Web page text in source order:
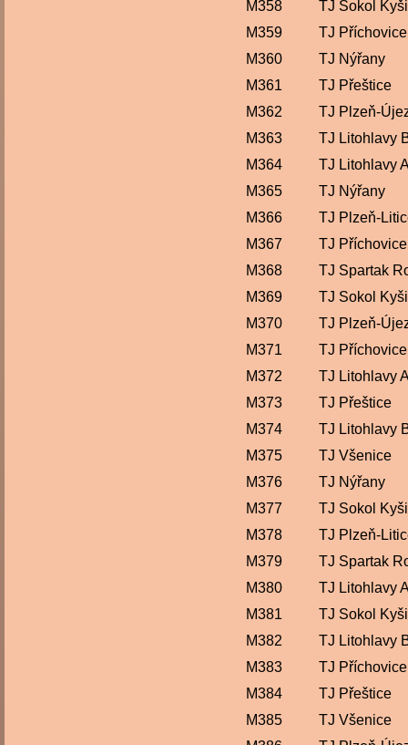
M358
TJ Sokol
M359
TJ Příchovice
M360
TJ Nýřany
M361
TJ Přeštice
M362
TJ Plzeň-
M363
TJ Litohlavy
M364
TJ Litohlavy
M365
TJ Nýřany
M366
TJ Plzeň-
M367
TJ Příchovice
M368
TJ Spartak
M369
TJ Sokol
M370
TJ Plzeň-
M371
TJ Příchovice
M372
TJ Litohlavy
M373
TJ Přeštice
M374
TJ Litohlavy
M375
TJ Všenice
M376
TJ Nýřany
M377
TJ Sokol
M378
TJ Plzeň-
M379
TJ Spartak
M380
TJ Litohlavy
M381
TJ Sokol
M382
TJ Litohlavy
M383
TJ Příchovice
M384
TJ Přeštice
M385
TJ Všenice